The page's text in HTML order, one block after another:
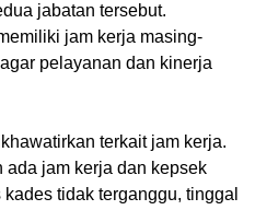
jabatan tersebut.
jam kerja masing-
pelayanan dan kinerja
terkait jam kerja.
ada jam kerja dan kepsek
tidak terganggu, tinggal